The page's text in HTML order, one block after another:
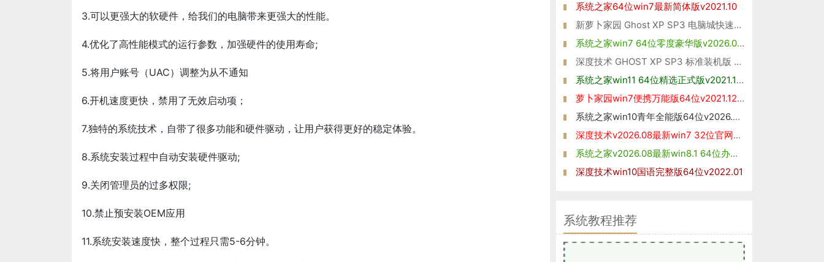
3.可以更强大的软硬件，给我们的电脑带来更强大的性能。
4.优化了高性能模式的运行参数，加强硬件的使用寿命;
5.将用户账号（UAC）调整为从不通知
6.开机速度更快，禁用了无效启动项；
7.独特的系统技术，自带了很多功能和硬件驱动，让用户获得更好的稳定体验。
8.系统安装过程中自动安装硬件驱动;
9.关闭管理员的过多权限;
10.禁止预安装OEM应用
11.系统安装速度快，整个过程只需5-6分钟。
系统之家64位win7最新简体版v2021.10
新萝卜家园 Ghost XP SP3 电脑城快速装机版2014年11月版
系统之家win7 64位零度豪华版v2026.08免激活
深度技术 GHOST XP SP3 标准装机版 V2016.05
系统之家win11 64位精选正式版v2021.10免激活
萝卜家园win7便携万能版64位v2021.12免激活
系统之家win10青年全能版64位v2026.08免激活
深度技术v2026.08最新win7 32位官网清爽版
系统之家v2026.08最新win8.1 64位办公娱乐版
深度技术win10国语完整版64位v2022.01
系统教程推荐